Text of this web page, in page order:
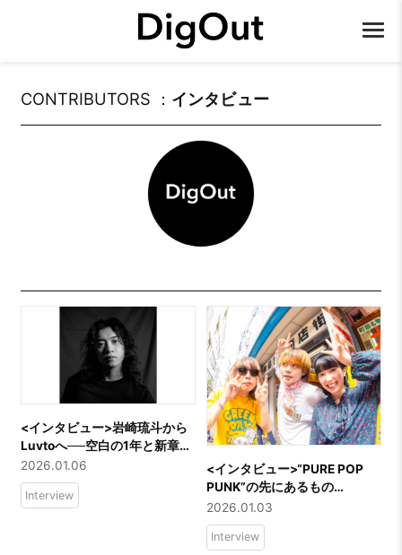
CONTRIBUTORS ： インタビュー
<インタビュー>岩崎琉斗から
Luvtoへ──空白の1年と新章の
始まり
2026.01.06
Interview
<インタビュー>“PURE POP
PUNK”の先にあるもの
――「まなつ」再始動の理由
2026.01.03
Interview